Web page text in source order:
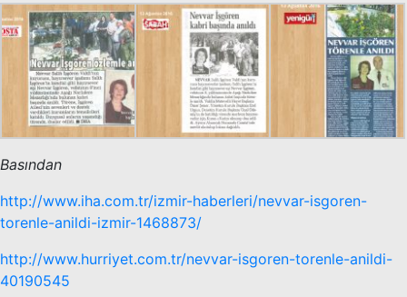
Basından
http://www.iha.com.tr/izmir-haberleri/nevvar-isgoren-
torenle-anildi-izmir-1468873/
http://www.hurriyet.com.tr/nevvar-isgoren-torenle-anildi-
40190545